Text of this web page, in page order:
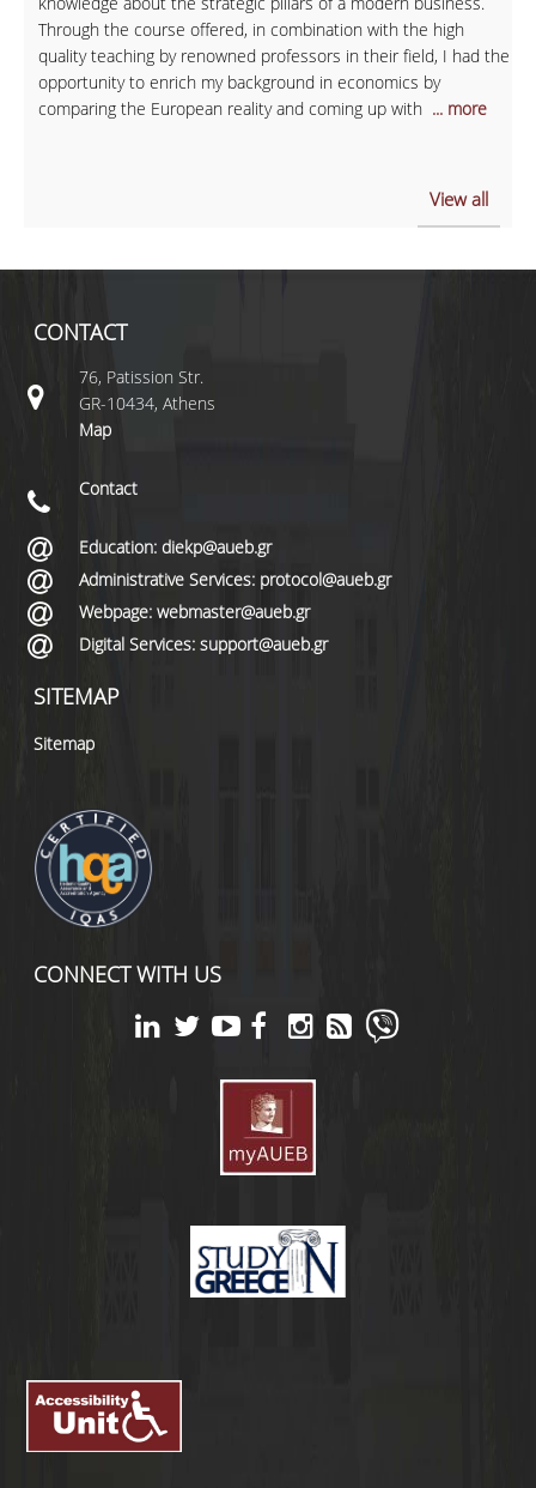
Through the course offered, in combination with the high
quality teaching by renowned professors in their field, I had the
opportunity to enrich my background in economics by
comparing the European reality and coming up with ... more
View all
CONTACT
76, Patission Str.
GR-10434, Athens
Map
Contact
Education: diekp@aueb.gr
Administrative Services: protocol@aueb.gr
Webpage: webmaster@aueb.gr
Digital Services: support@aueb.gr
SITEMAP
Sitemap
CONNECT WITH US